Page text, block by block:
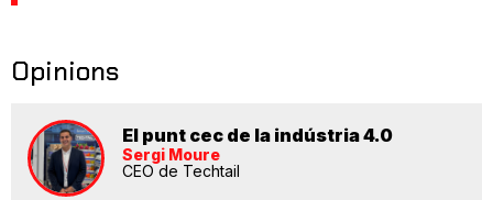
Opinions
El punt cec de la indústria 4.0
Sergi Moure
CEO de Techtail